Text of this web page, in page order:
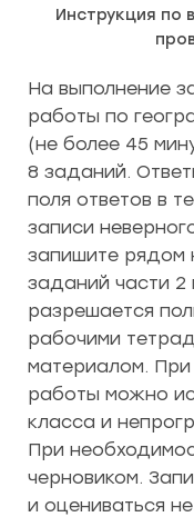
Инструкция по
На выполнение
работы по
(не более 45
8 заданий.
поля ответов в
записи
запишите рядом
заданий части
разрешается
рабочими
материалом. При
работы можно
класса и
При
черновиком.
и оцениваться